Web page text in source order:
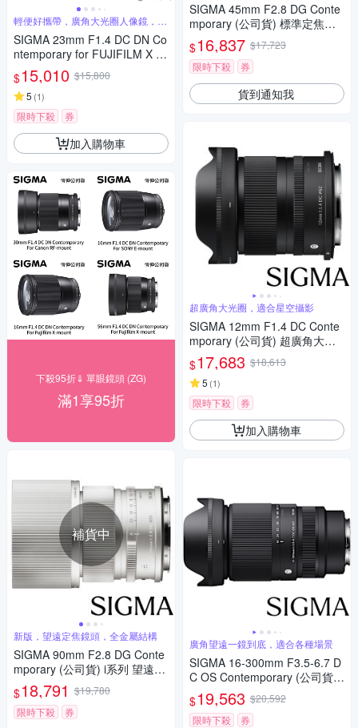
輕便好攜帶，廣角大光圈人像鏡，美
麗淺景深
SIGMA 23mm F1.4 DC DN Co
ntemporary for FUJIFILM X 富
士接環 (公司貨) 廣角大光圈定
焦鏡 人像鏡 APS-C 無反微單眼
專用鏡頭
$15,010 $15,800
5 (1)
限時下殺 券
加入購物車
下殺95折⇓ 單眼鏡頭 (ZG)
滿1享95折
補貨中
新版，望遠定焦鏡頭，全金屬結構
SIGMA 90mm F2.8 DG Conte
mporary (公司貨) i系列 望遠定
焦鏡頭 全片幅無反微單眼鏡頭
$18,791 $19,780
限時下殺
券
SIGMA 45mm F2.8 DG Conte
mporary (公司貨) 標準定焦鏡
頭 全片幅無反微單眼鏡頭 i系列
$16,837 $17,723
限時下殺
券
貨到通知我
超廣角大光圈，適合星空攝影
SIGMA 12mm F1.4 DC Conte
mporary (公司貨) 超廣角大光
圈定焦鏡 星空鏡 APS-C 無反微
單眼專用鏡頭
$17,683 $18,613
5 (1)
限時下殺 券
加入購物車
廣角望遠一鏡到底，適合各種場景
SIGMA 16-300mm F3.5-6.7 D
C OS Contemporary (公司貨)
廣角變焦鏡頭 旅遊鏡 APS-C 無
反微單眼鏡頭
$19,563 $20,592
限時下殺
券